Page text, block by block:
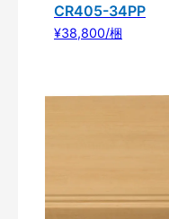
CR405-34PP
¥38,800/梱